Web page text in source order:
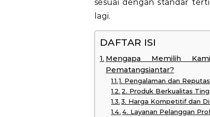
sesuai dengan standar
lagi.
DAFTAR ISI
Mengapa Memilih
Pematangsiantar?
1. Pengalaman dan
2. Produk Berkualitas
3. Harga Kompetitif dan
4. Layanan Pelanggan